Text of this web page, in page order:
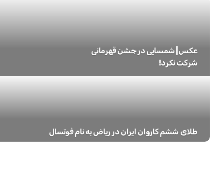
عکس| شمسایی در جشن قهرمانی
شرکت نکرد!
طلای ششم کاروان ایران در ریاض به نام فوتسال